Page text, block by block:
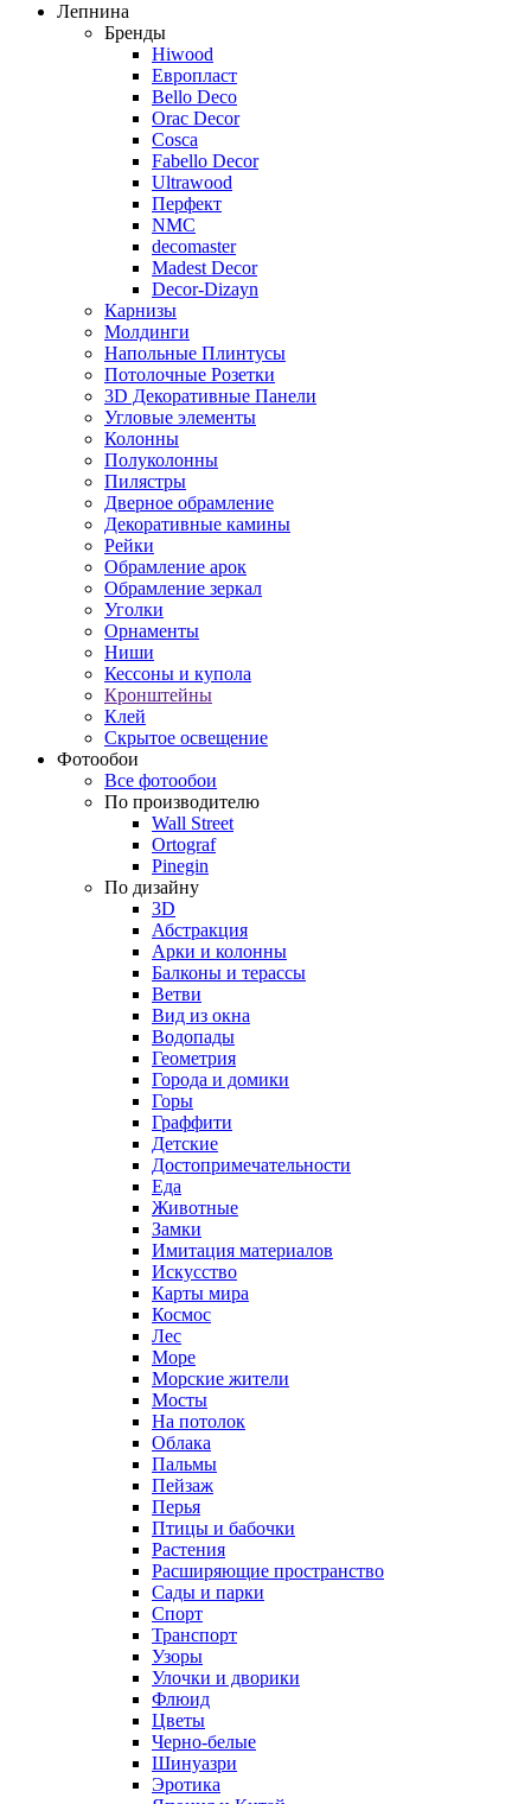
Лепнина
Бренды
Hiwood
Европласт
Bello Deco
Orac Decor
Cosca
Fabello Decor
Ultrawood
Перфект
NMC
decomaster
Madest Decor
Decor-Dizayn
Карнизы
Молдинги
Напольные Плинтусы
Потолочные Розетки
3D Декоративные Панели
Угловые элементы
Колонны
Полуколонны
Пилястры
Дверное обрамление
Декоративные камины
Рейки
Обрамление арок
Обрамление зеркал
Уголки
Орнаменты
Ниши
Кессоны и купола
Кронштейны
Клей
Скрытое освещение
Фотообои
Все фотообои
По производителю
Wall Street
Ortograf
Pinegin
По дизайну
3D
Абстракция
Арки и колонны
Балконы и терассы
Ветви
Вид из окна
Водопады
Геометрия
Города и домики
Горы
Граффити
Детские
Достопримечательности
Еда
Животные
Замки
Имитация материалов
Искусство
Карты мира
Космос
Лес
Море
Морские жители
Мосты
На потолок
Облака
Пальмы
Пейзаж
Перья
Птицы и бабочки
Растения
Расширяющие пространство
Сады и парки
Спорт
Транспорт
Узоры
Улочки и дворики
Флюид
Цветы
Черно-белые
Шинуазри
Эротика